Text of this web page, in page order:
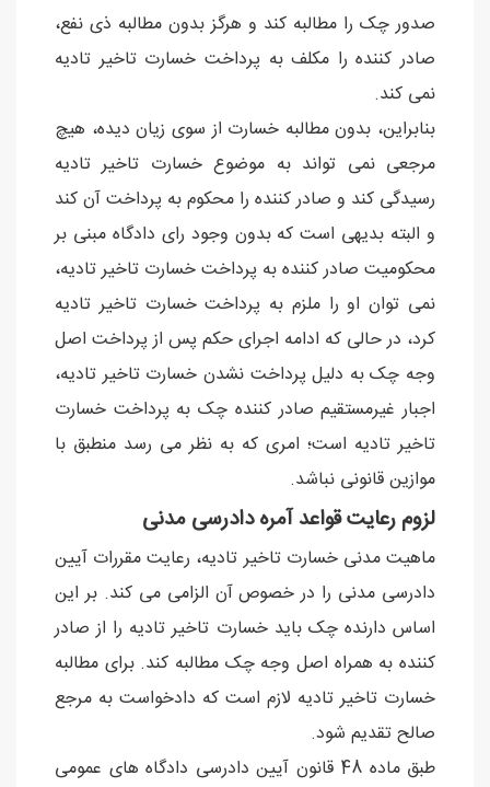
صدور چک را مطالبه کند و هرگز بدون مطالبه ذی نفع،
صادر کننده را مکلف به پرداخت خسارت تاخیر تادیه
نمی کند.
بنابراین، بدون مطالبه خسارت از سوی زیان دیده، هیچ
مرجعی نمی تواند به موضوع خسارت تاخیر تادیه
رسیدگی کند و صادر کننده را محکوم به پرداخت آن کند
و البته بدیهی است که بدون وجود رای دادگاه مبنی بر
محکومیت صادر کننده به پرداخت خسارت تاخیر تادیه،
نمی توان او را ملزم به پرداخت خسارت تاخیر تادیه
کرد، در حالی که ادامه اجرای حکم پس از پرداخت اصل
وجه چک به دلیل پرداخت نشدن خسارت تاخیر تادیه،
اجبار غیرمستقیم صادر کننده چک به پرداخت خسارت
تاخیر تادیه است؛ امری که به نظر می رسد منطبق با
موازین قانونی نباشد.
لزوم رعایت قواعد آمره دادرسی مدنی
ماهیت مدنی خسارت تاخیر تادیه، رعایت مقررات آیین
دادرسی مدنی را در خصوص آن الزامی می کند. بر این
اساس دارنده چک باید خسارت تاخیر تادیه را از صادر
کننده به همراه اصل وجه چک مطالبه کند. برای مطالبه
خسارت تاخیر تادیه لازم است که دادخواست به مرجع
صالح تقدیم شود.
طبق ماده 48 قانون آیین دادرسی دادگاه های عمومی